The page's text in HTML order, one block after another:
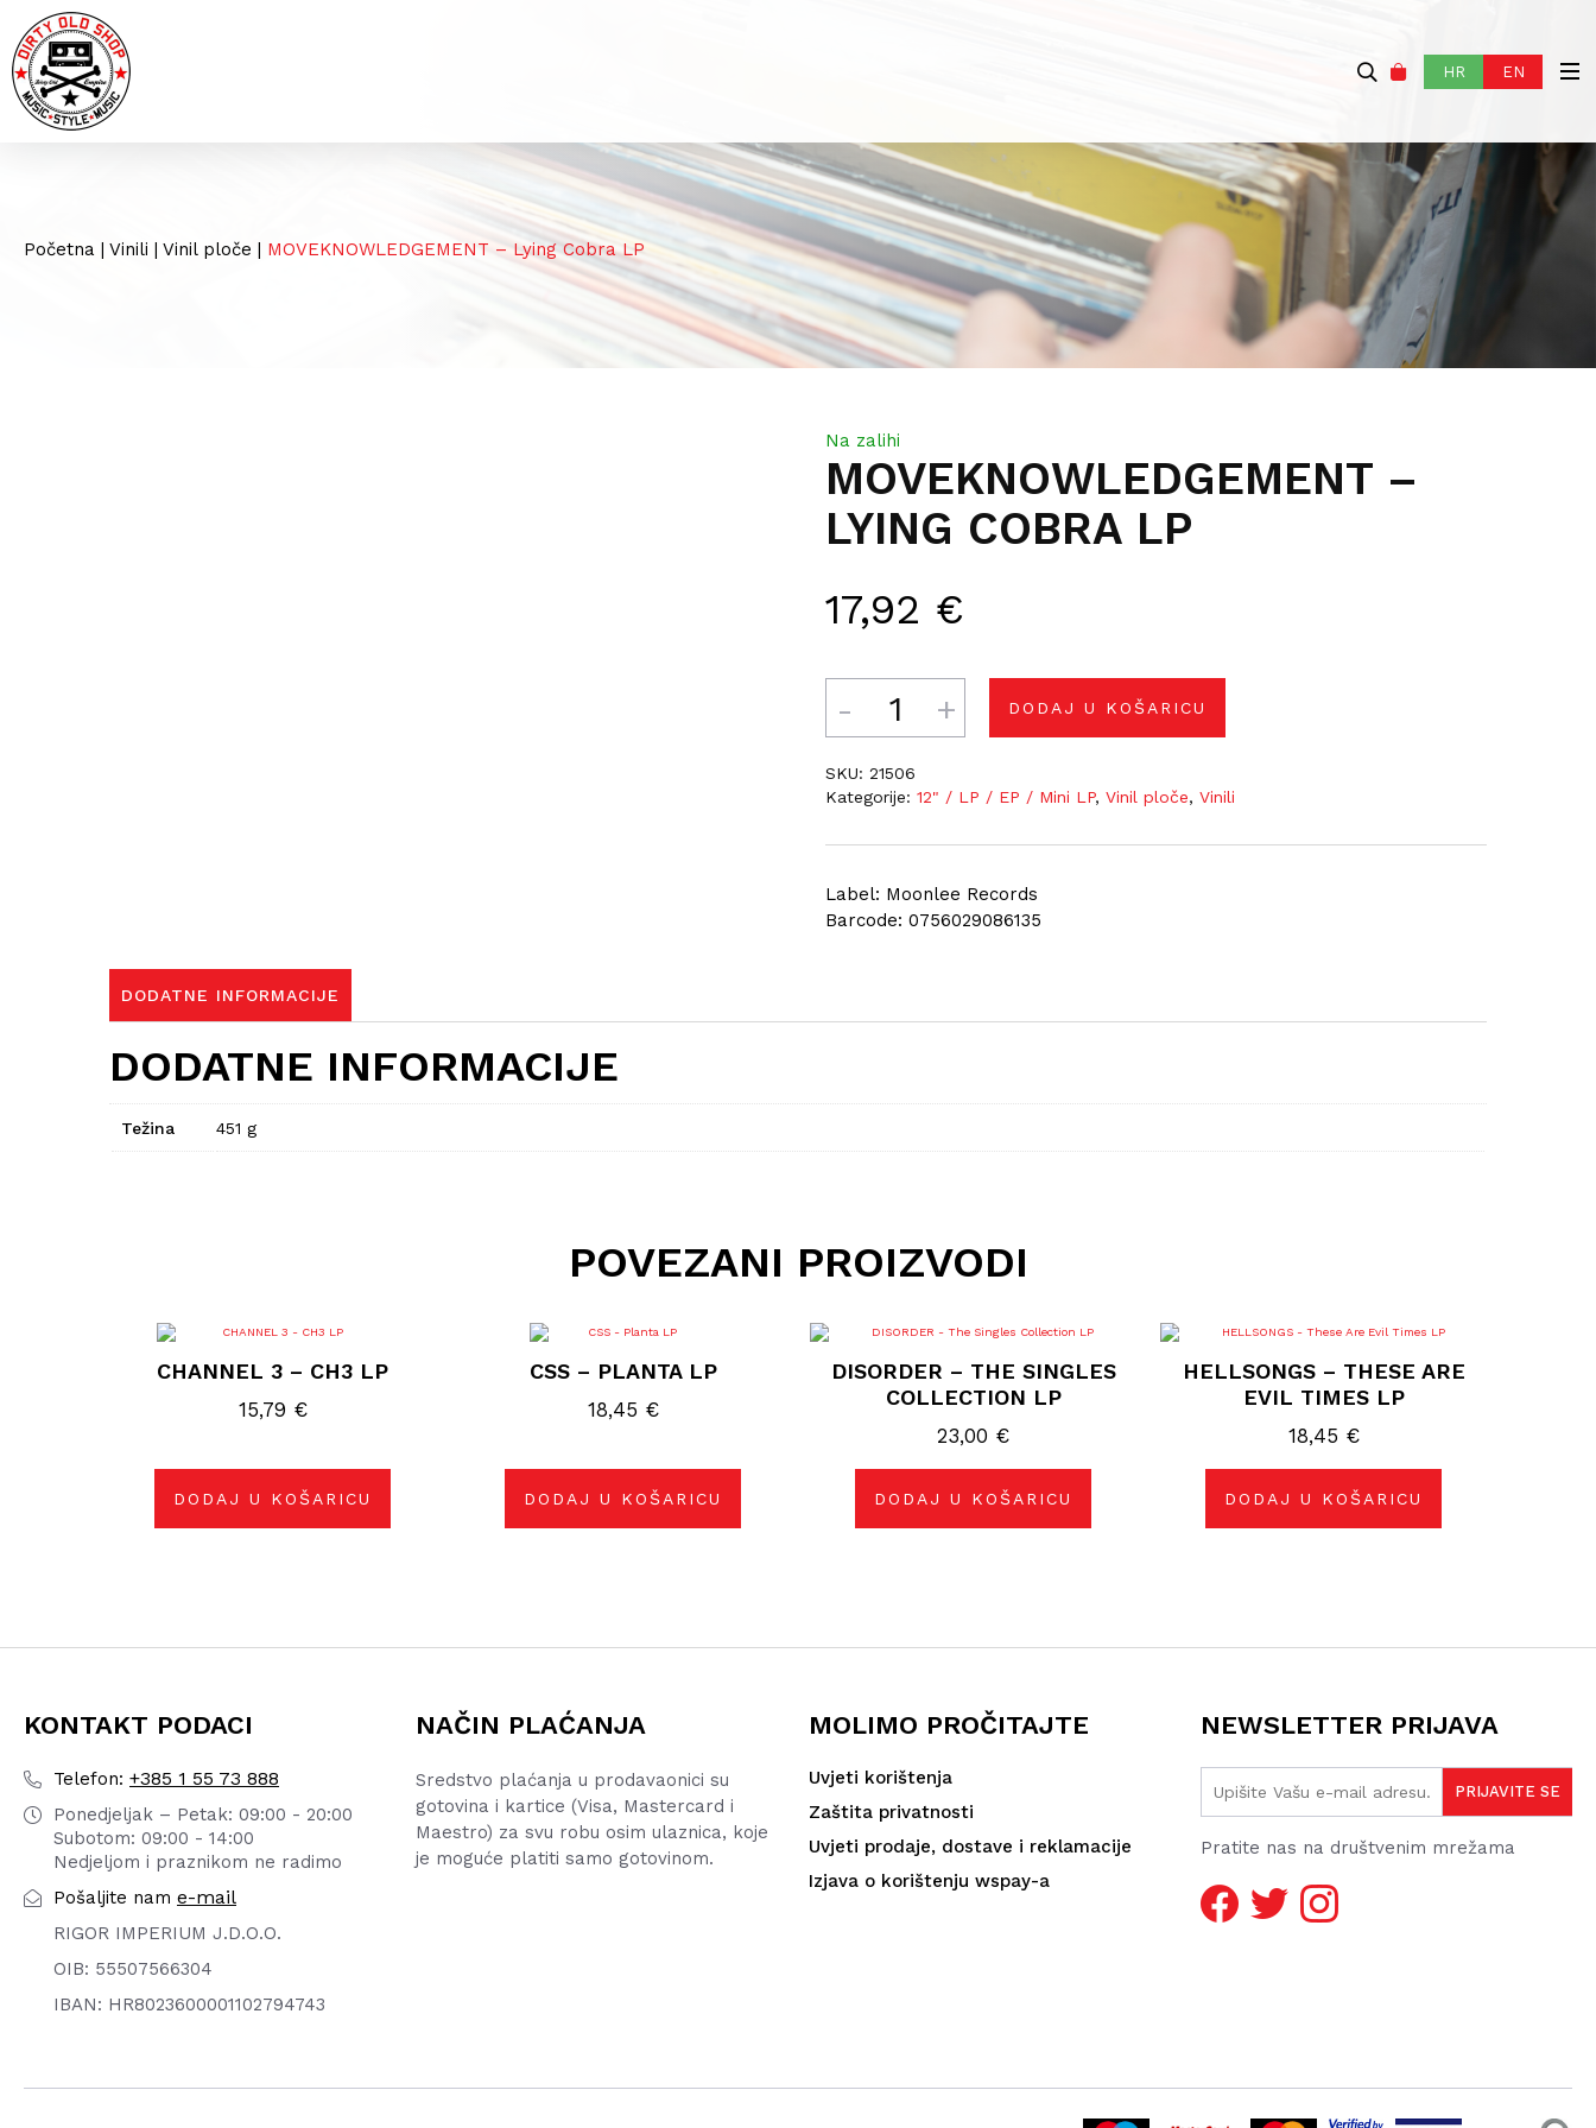
HR EN
Početna | Vinili | Vinil ploče | MOVEKNOWLEDGEMENT – Lying Cobra LP
MOVEKNOWLEDGEMENT –
LYING COBRA LP
17,92 €
Label: Moonlee Records
Barcode: 0756029086135
Na zalihi
DODAJ U KOŠARICU
SKU:21506
Kategorije:12" / LP / EP / Mini LP,Vinil ploče,Vinili
DODATNE INFORMACIJE
DODATNE INFORMACIJE
Težina 451 g
POVEZANI PROIZVODI
CHANNEL 3 – CH3 LP
15,79 €
DODAJ U KOŠARICU
CSS – PLANTA LP
18,45 €
DODAJ U KOŠARICU
DISORDER – THE SINGLES
COLLECTION LP
23,00 €
DODAJ U KOŠARICU
HELLSONGS – THESE ARE
EVIL TIMES LP
18,45 €
DODAJ U KOŠARICU
KONTAKT PODACI
Telefon: +385 1 55 73 888
Ponedjeljak – Petak: 09:00 - 20:00
Subotom: 09:00 - 14:00
Nedjeljom i praznikom ne radimo
Pošaljite nam e-mail
RIGOR IMPERIUM J.D.O.O.
OIB: 55507566304
IBAN: HR8023600001102794743
NAČIN PLAĆANJA
Sredstvo plaćanja u prodavaonici su
gotovina i kartice (Visa, Mastercard i
Maestro) za svu robu osim ulaznica, koje
je moguće platiti samo gotovinom.
MOLIMO PROČITAJTE
Uvjeti korištenja
Zaštita privatnosti
Uvjeti prodaje, dostave i reklamacije
Izjava o korištenju wspay-a
NEWSLETTER PRIJAVA
Pratite nas na društvenim mrežama